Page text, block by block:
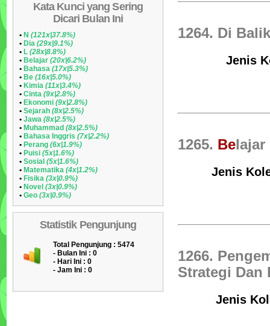
Kata Kunci yang Sering
Dicari Bulan Ini
• N (121x|37.8%)
• Dia (29x|9.1%)
• L (28x|8.8%)
• Belajar (20x|6.2%)
• Bahasa (17x|5.3%)
• Be (16x|5.0%)
• Kimia (11x|3.4%)
• Cinta (9x|2.8%)
• Ekonomi (9x|2.8%)
• Sejarah (8x|2.5%)
• Jawa (8x|2.5%)
• Muhammad (8x|2.5%)
• Bahasa Inggris (7x|2.2%)
• Perang (6x|1.9%)
• Puisi (5x|1.6%)
• Sosial (5x|1.6%)
• Matematika (4x|1.2%)
• Fisika (3x|0.9%)
• Novel (3x|0.9%)
• Geo (3x|0.9%)
Statistik Pengunjung
Total Pengunjung : 5474
- Bulan Ini : 0
- Hari Ini : 0
- Jam Ini : 0
1264. Di
Jenis
1265. Belajar
Jenis
1266.
Strategi Dan
Jenis